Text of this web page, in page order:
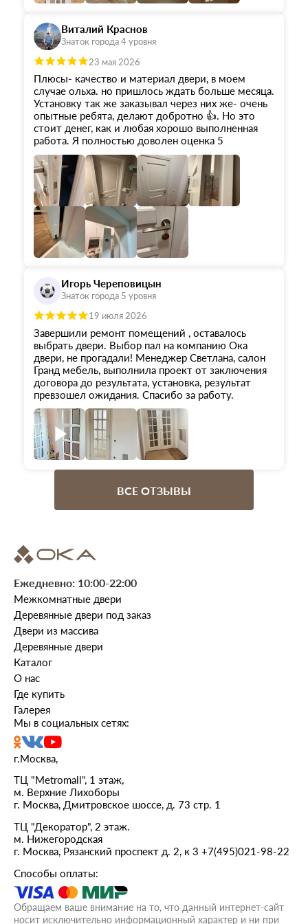
конечно, благодарность замерщику, помог
определиться с размерами и конструктивом
нестандартных дверей на веранду.
Работа бригады по установке вызвала глубокое
уважение. Приехали утром на полчаса раньше,
каждое движение отточенное, уложились за
один день, были считанные перерывы на отдых.
Вначале планировал отделку окосячки дверей
отдать компании , которая будет красить вагонку,
и у них тоже есть производственный цех. Но
сказали, что такое качество и точность размеров
они не смогут обеспечить. Так что в итоге,
заказал доборы и обналичники из того же
материала, и того же цвета, что и двери ОКА.
Виталий Краснов
Знаток города 4 уровня
23 мая 2026
Плюсы- качество и материал двери, в моем
случае ольха. но пришлось ждать больше месяца.
Установку так же заказывал через них же- очень
опытные ребята, делают добротно 👍. Но это
стоит денег, как и любая хорошо выполненная
работа. Я полностью доволен оценка 5
Игорь Череповицын
Знаток города 5 уровня
19 июля 2026
Завершили ремонт помещений , оставалось
выбрать двери. Выбор пал на компанию Ока
двери, не прогадали! Менеджер Светлана, салон
Гранд мебель, выполнила проект от заключения
договора до результата, установка, результат
превзошел ожидания. Спасибо за работу.
ВСЕ ОТЗЫВЫ
Ежедневно: 10:00-22:00
г.Москва,
ТЦ "Metromall", 1 этаж,
м. Верхние Лихоборы
г. Москва, Дмитровское шоссе, д. 73 стр. 1
ТЦ "Декоратор", 2 этаж.
м. Нижегородская
г. Москва, Рязанский проспект д. 2, к 3 +7(495)021-98-22
Способы оплаты:
Межкомнатные двери
Деревянные двери под заказ
Двери из массива
Деревянные двери
Каталог
О нас
Где купить
Галерея
Мы в социальных сетях:
Обращаем ваше внимание на то, что данный интернет-сайт
носит исключительно информационный характер и ни при